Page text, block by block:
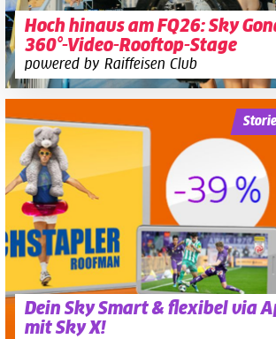
Hoch hinaus am FQ26: Sky
360°-Video-Rooftop-Stage
powered by Raiffeisen Club
Dein Sky Smart & flexibel via
mit Sky X!